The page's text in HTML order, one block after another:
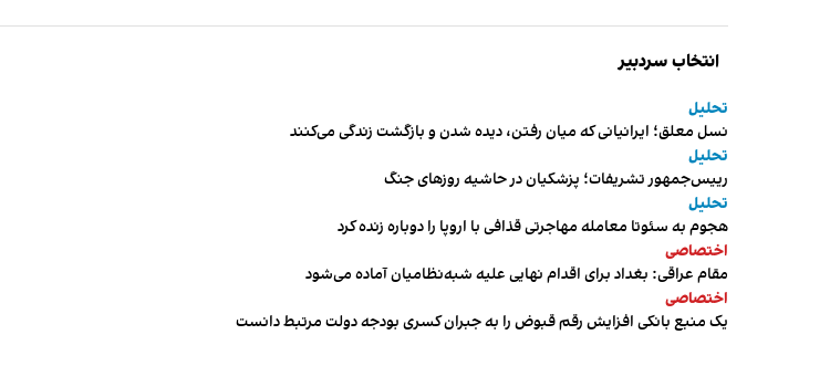
انتخاب سردبیر
تحلیل
نسل معلق؛ ایرانیانی که میان رفتن، دیده شدن و بازگشت زندگی می‌کنند
تحلیل
رییس‌جمهور تشریفات؛ پزشکیان در حاشیه روزهای جنگ
تحلیل
هجوم به سئوتا معامله مهاجرتی قذافی با اروپا را دوباره زنده کرد
اختصاصی
مقام عراقی: بغداد برای اقدام نهایی علیه شبه‌نظامیان آماده می‌شود
اختصاصی
یک منبع بانکی افزایش رقم قبوض را به جبران کسری بودجه دولت مرتبط دانست